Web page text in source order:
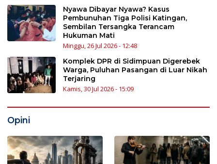
Nyawa Dibayar Nyawa? Kasus
Pembunuhan Tiga Polisi Katingan,
Sembilan Tersangka Terancam
Hukuman Mati
Minggu, 26 Jul 2026 - 12:48
Komplek DPR di Sidimpuan Digerebek
Warga, Puluhan Pasangan di Luar Nikah
Terjaring
Kamis, 30 Jul 2026 - 15:09
Opini